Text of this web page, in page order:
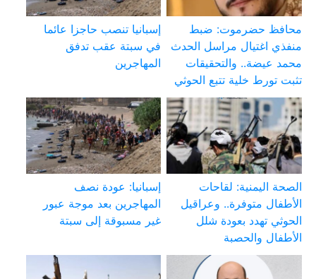
محافظ حضرموت: ضبط
منفذي اغتيال مراسل الحدث
محمد عيضة.. والتحقيقات
تثبت تورط خلية تتبع الحوثي
إسبانيا تنصب حاجزا عائما
في سبتة عقب تدفق
المهاجرين
الصحة اليمنية: لقاحات
الأطفال متوفرة.. وعراقيل
الحوثي تهدد بعودة شلل
الأطفال والحصبة
إسبانيا: عودة نصف
المهاجرين بعد موجة عبور
غير مسبوقة إلى سبتة